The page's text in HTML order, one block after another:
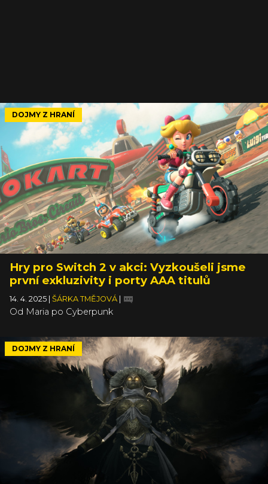
DOJMY Z HRANÍ
Hry pro Switch 2 v akci: Vyzkoušeli jsme
první exkluzivity i porty AAA titulů
14. 4. 2025 ŠÁRKA TMĚJOVÁ
Od Maria po Cyberpunk
DOJMY Z HRANÍ